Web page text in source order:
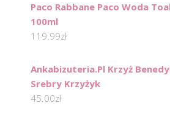
Paco Rabbane Paco Woda
100ml
119.99zł
Ankabizuteria.Pl Krzyż
Srebry Krzyżyk
45.00zł